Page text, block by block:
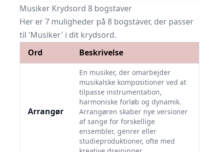
Musiker Krydsord 8 bogstaver
Her er 7 muligheder på 8 bogstaver, der passer
til 'Musiker' i dit krydsord.
Ord
Beskrivelse
Arrangør
En musiker, der omarbejder
musikalske kompositioner ved at
tilpasse instrumentation,
harmoniske forløb og dynamik.
Arrangøren skaber nye versioner
af sange for forskellige
ensembler, genrer eller
studieproduktioner, ofte med